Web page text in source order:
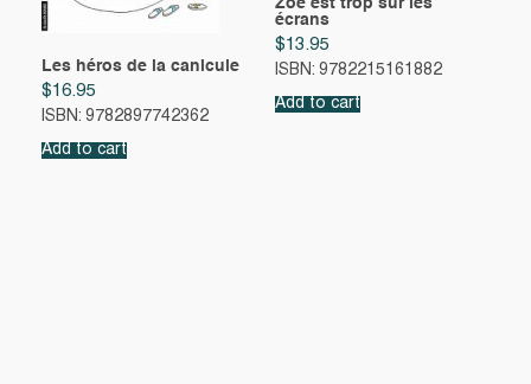
Les héros de la canicule
$16.95
ISBN: 9782897742362
Add to cart
écrans
$13.95
ISBN: 9782215161882
Add to cart